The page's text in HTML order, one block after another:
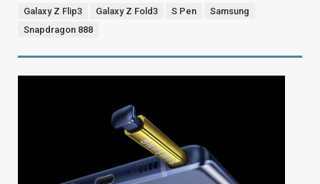
Galaxy Z Flip3 Galaxy Z Fold3 S Pen
Samsung
Snapdragon 888